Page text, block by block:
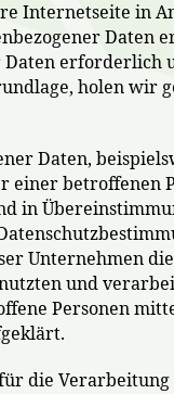
Internetseite in
Daten
erforderlich
holen wir
Daten,
einer betroffenen
in
Unternehmen
und
Personen
die